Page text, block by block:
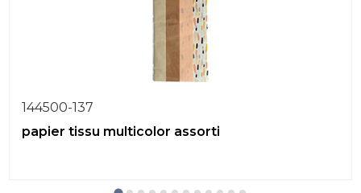
144500-137
papier tissu multicolor assorti